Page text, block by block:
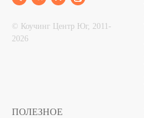
© Коучинг Центр Юг, 2011‐
2026
ПОЛЕЗНОЕ